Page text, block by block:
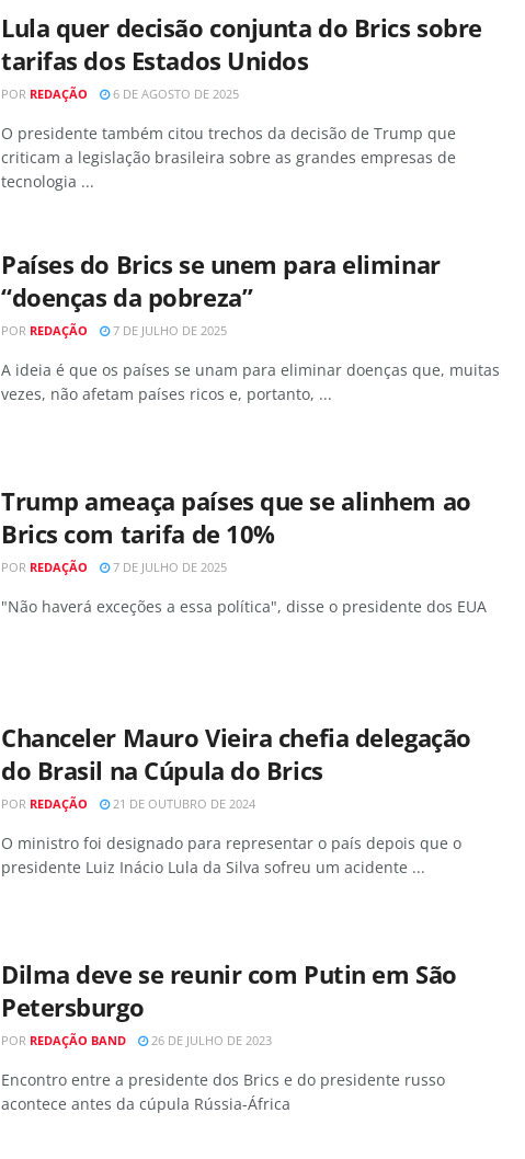
Lula quer decisão conjunta do Brics sobre
tarifas dos Estados Unidos
POR REDAÇÃO 6 DE AGOSTO DE 2025
O presidente também citou trechos da decisão de Trump que
criticam a legislação brasileira sobre as grandes empresas de
tecnologia ...
Países do Brics se unem para eliminar
“doenças da pobreza”
POR REDAÇÃO 7 DE JULHO DE 2025
A ideia é que os países se unam para eliminar doenças que, muitas
vezes, não afetam países ricos e, portanto, ...
Trump ameaça países que se alinhem ao
Brics com tarifa de 10%
POR REDAÇÃO 7 DE JULHO DE 2025
"Não haverá exceções a essa política", disse o presidente dos EUA
Chanceler Mauro Vieira chefia delegação
do Brasil na Cúpula do Brics
POR REDAÇÃO 21 DE OUTUBRO DE 2024
O ministro foi designado para representar o país depois que o
presidente Luiz Inácio Lula da Silva sofreu um acidente ...
Dilma deve se reunir com Putin em São
Petersburgo
POR REDAÇÃO BAND 26 DE JULHO DE 2023
Encontro entre a presidente dos Brics e do presidente russo
acontece antes da cúpula Rússia-África